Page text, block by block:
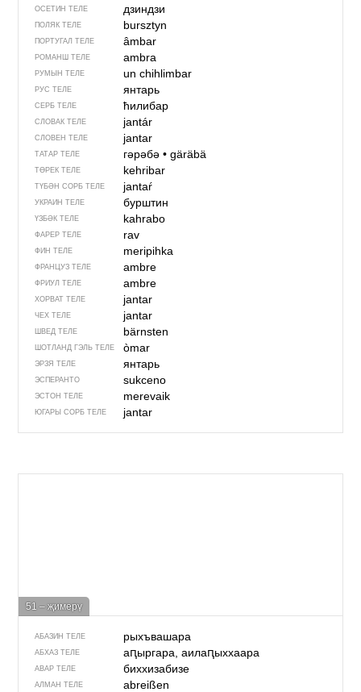
ОСЕТИН ТЕЛЕ дзиндзи
ПОЛЯК ТЕЛЕ bursztyn
ПОРТУГАЛ ТЕЛЕ âmbar
РОМАНШ ТЕЛЕ ambra
РУМЫН ТЕЛЕ un chihlimbar
РУС ТЕЛЕ янтарь
СЕРБ ТЕЛЕ ћилибар
СЛОВАК ТЕЛЕ jantár
СЛОВЕН ТЕЛЕ jantar
ТАТАР ТЕЛЕ гәрәбә• gäräbä
ТӨРЕК ТЕЛЕ kehribar
ТҮБӘН СОРБ ТЕЛЕ jantaŕ
УКРАИН ТЕЛЕ бурштин
ҮЗБӘК ТЕЛЕ kahrabo
ФАРЕР ТЕЛЕ rav
ФИН ТЕЛЕ meripihka
ФРАНЦУЗ ТЕЛЕ ambre
ФРИУЛ ТЕЛЕ ambre
ХОРВАТ ТЕЛЕ jantar
ЧЕХ ТЕЛЕ jantar
ШВЕД ТЕЛЕ bärnsten
ШОТЛАНД ГЭЛЬ ТЕЛЕ òmar
ЭРЗЯ ТЕЛЕ янтарь
ЭСПЕРАНТО sukceno
ЭСТОН ТЕЛЕ merevaik
ЮГАРЫ СОРБ ТЕЛЕ jantar
51 – җимерү
АБАЗИН ТЕЛЕ рыхъвашара
АБХАЗ ТЕЛЕ аԥыргара, аилаԥыххаара
АВАР ТЕЛЕ биххизабизе
АЛМАН ТЕЛЕ abreißen